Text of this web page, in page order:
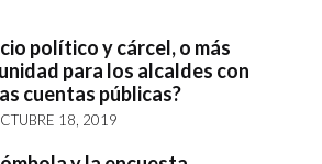
político y cárcel, o más
para los alcaldes con
cuentas públicas?
18, 2019